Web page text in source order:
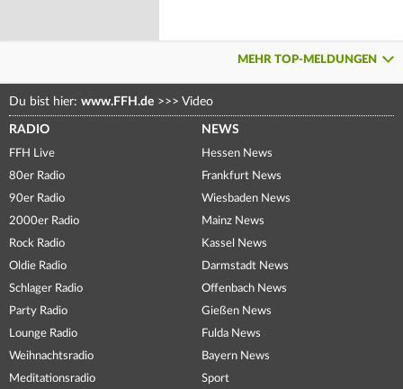
MEHR TOP-MELDUNGEN
Du bist hier: www.FFH.de >>> Video
RADIO
FFH Live
80er Radio
90er Radio
2000er Radio
Rock Radio
Oldie Radio
Schlager Radio
Party Radio
Lounge Radio
Weihnachtsradio
Meditationsradio
NEWS
Hessen News
Frankfurt News
Wiesbaden News
Mainz News
Kassel News
Darmstadt News
Offenbach News
Gießen News
Fulda News
Bayern News
Sport